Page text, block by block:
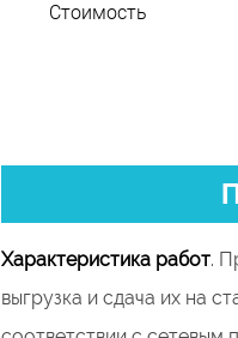
Стоимость
Характеристика работ.
выгрузка и сдача их на